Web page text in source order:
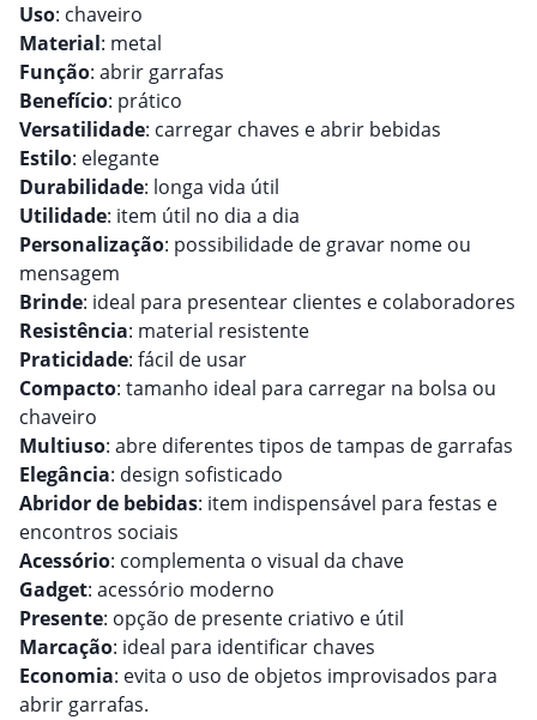
Uso: chaveiro
Material: metal
Função: abrir garrafas
Benefício: prático
Versatilidade: carregar chaves e abrir bebidas
Estilo: elegante
Durabilidade: longa vida útil
Utilidade: item útil no dia a dia
Personalização: possibilidade de gravar nome ou
mensagem
Brinde: ideal para presentear clientes e colaboradores
Resistência: material resistente
Praticidade: fácil de usar
Compacto: tamanho ideal para carregar na bolsa ou
chaveiro
Multiuso: abre diferentes tipos de tampas de garrafas
Elegância: design sofisticado
Abridor de bebidas: item indispensável para festas e
encontros sociais
Acessório: complementa o visual da chave
Gadget: acessório moderno
Presente: opção de presente criativo e útil
Marcação: ideal para identificar chaves
Economia: evita o uso de objetos improvisados para
abrir garrafas.